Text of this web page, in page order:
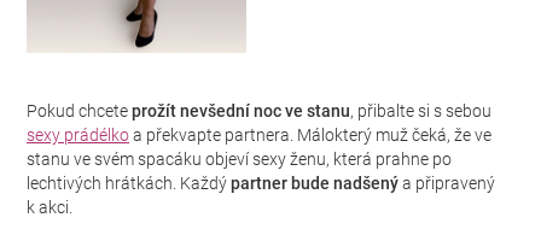
Pokud chceteprožít nevšední noc ve stanu, přibalte si s sebou
sexy prádélkoa překvapte partnera. Málokterý muž čeká, že ve
stanu ve svém spacáku objeví sexy ženu, která prahne po
lechtivých hrátkách. Každýpartner bude nadšenýa připravený
k akci.